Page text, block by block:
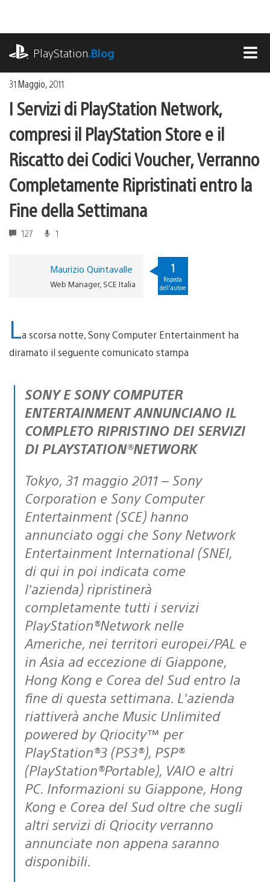
contenuto
PlayStation.Blog
31 Maggio, 2011
I Servizi di PlayStation Network,
compresi il PlayStation Store e il
Riscatto dei Codici Voucher, Verranno
Completamente Ripristinati entro la
Fine della Settimana
127 1
Maurizio Quintavalle
Web Manager, SCE Italia
1
Risposta
dell'autore
La scorsa notte, Sony Computer Entertainment ha
diramato il seguente comunicato stampa
SONY E SONY COMPUTER
ENTERTAINMENT ANNUNCIANO IL
COMPLETO RIPRISTINO DEI SERVIZI
DI PLAYSTATION®NETWORK
Tokyo, 31 maggio 2011 – Sony
Corporation e Sony Computer
Entertainment (SCE) hanno
annunciato oggi che Sony Network
Entertainment International (SNEI,
di qui in poi indicata come
l’azienda) ripristinerà
completamente tutti i servizi
PlayStation®Network nelle
Americhe, nei territori europei/PAL e
in Asia ad eccezione di Giappone,
Hong Kong e Corea del Sud entro la
fine di questa settimana. L’azienda
riattiverà anche Music Unlimited
powered by Qriocity™ per
PlayStation®3 (PS3®), PSP®
(PlayStation®Portable), VAIO e altri
PC. Informazioni su Giappone, Hong
Kong e Corea del Sud oltre che sugli
altri servizi di Qriocity verranno
annunciate non appena saranno
disponibili.